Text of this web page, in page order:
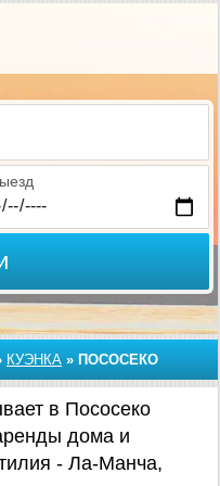
КУЭНКА » ПОСОСЕКО
в Пососеко
дома и
- Ла-Манча,